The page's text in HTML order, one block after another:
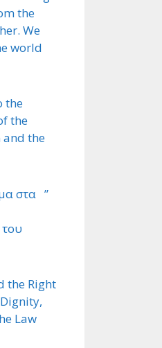
the
We
world
the
the
the
στα ”
the Right
Law